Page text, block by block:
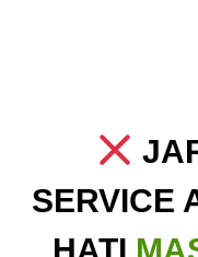
SERVICE
HATI